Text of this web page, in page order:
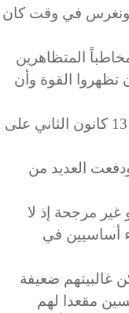
في وقت كان
المتظاهرين
تظهروا القوة وأن
وبعد أسبوع على الهجوم، صوت مجلس النواب في 13 كانون الثاني على
العديد من
مرجحة إذ لا
أساسيين في
غالبيتهم ضعيفة
مقعدا لهم